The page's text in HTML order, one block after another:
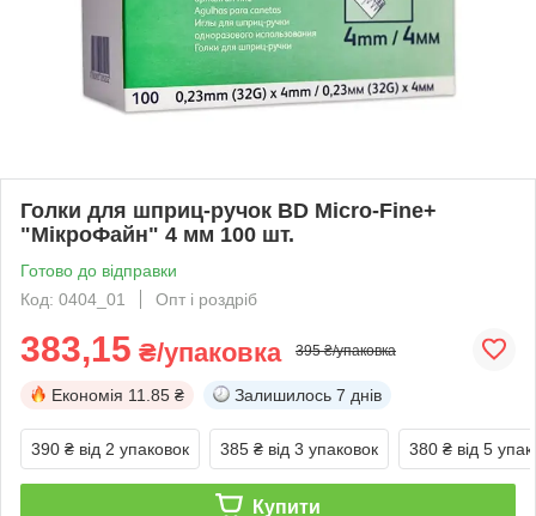
Голки для шприц-ручок BD Micro-Fine+
"МікроФайн" 4 мм 100 шт.
Готово до відправки
Код: 0404_01
Опт і роздріб
383,15 ₴/упаковка 395 ₴/упаковка
Економія 11.85 ₴ Залишилось 7 днів
390 ₴ від 2 упаковок 385 ₴ від 3 упаковок 380 ₴ від 5
Купити